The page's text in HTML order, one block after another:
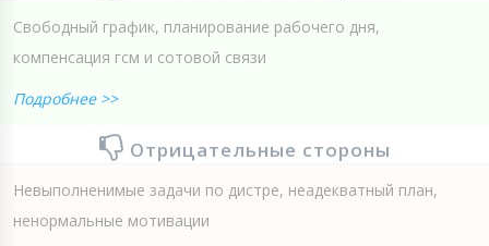
Свободный график, планирование рабочего дня,
компенсация гсм и сотовой связи
Подробнее >>
Отрицательные стороны
Невыполненимые задачи по дистре, неадекватный план,
ненормальные мотивации